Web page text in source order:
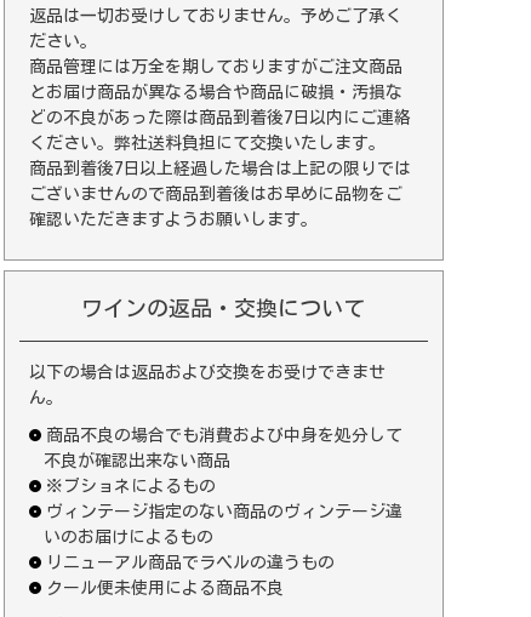
返品は一切お受けしておりません。予めご了承く
ださい。
商品管理には万全を期しておりますがご注文商品
とお届け商品が異なる場合や商品に破損・汚損な
どの不良があった際は商品到着後7日以内にご連絡
ください。弊社送料負担にて交換いたします。
商品到着後7日以上経過した場合は上記の限りでは
ございませんので商品到着後はお早めに品物をご
確認いただきますようお願いします。
ワインの返品・交換について
以下の場合は返品および交換をお受けできませ
ん。
商品不良の場合でも消費および中身を処分して
不良が確認出来ない商品
※ブショネによるもの
ヴィンテージ指定のない商品のヴィンテージ違
いのお届けによるもの
リニューアル商品でラベルの違うもの
クール便未使用による商品不良